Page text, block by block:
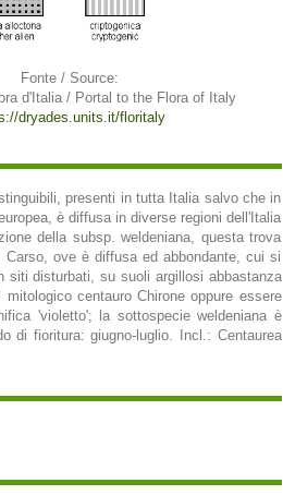
Fonte / Source:
d'Italia / Portal to the Flora of Italy
dryades.units.it/floritaly
presenti in tutta Italia salvo che in
è diffusa in diverse regioni dell'Italia
della subsp. weldeniana, questa trova
ove è diffusa ed abbondante, cui si
siti disturbati, su suoli argillosi abbastanza
centauro Chirone oppure essere
'violetto'; la sottospecie weldeniana è
di fioritura: giugno-luglio. Incl.: Centaurea